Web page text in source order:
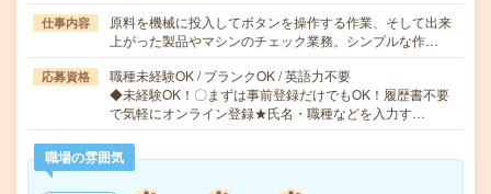
仕事内容
原料を機械に投入してボタンを操作する作業、そして出来
上がった製品やマシンのチェック業務。シンプルな作…
応募資格
職種未経験OK / ブランクOK / 英語力不要
◆未経験OK！〇まずは事前登録だけでもOK！履歴書不要
で気軽にオンライン登録★氏名・職種などを入力す…
職場の雰囲気